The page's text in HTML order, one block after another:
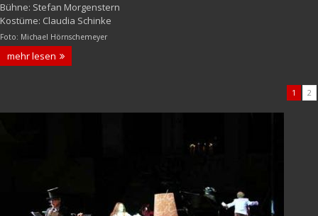
Bühne: Stefan Morgenstern
Kostüme: Claudia Schinke
Foto: Michael Hörnschemeyer
mehr lesen
1 2